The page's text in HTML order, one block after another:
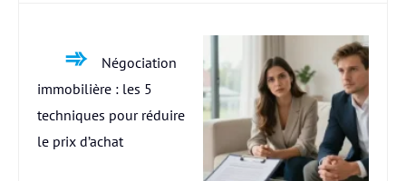
Négociation
immobilière : les 5
techniques pour réduire
le prix d’achat